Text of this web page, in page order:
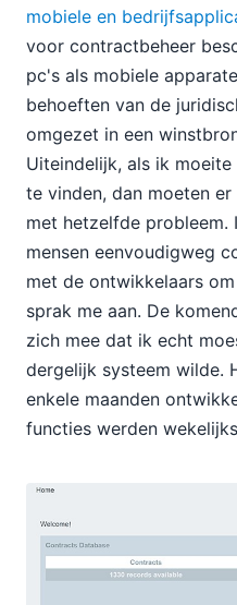
mobiele en
voor contractbeheer
pc's als mobiele
behoeften van de
omgezet in een
Uiteindelijk, als ik
te vinden, dan moeten
met hetzelfde probleem.
mensen eenvoudigweg
met de ontwikkelaars
sprak me aan. De
zich mee dat ik echt
dergelijk systeem wilde.
enkele maanden
functies werden